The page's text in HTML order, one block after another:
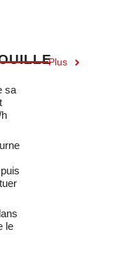
Plus
sa
le